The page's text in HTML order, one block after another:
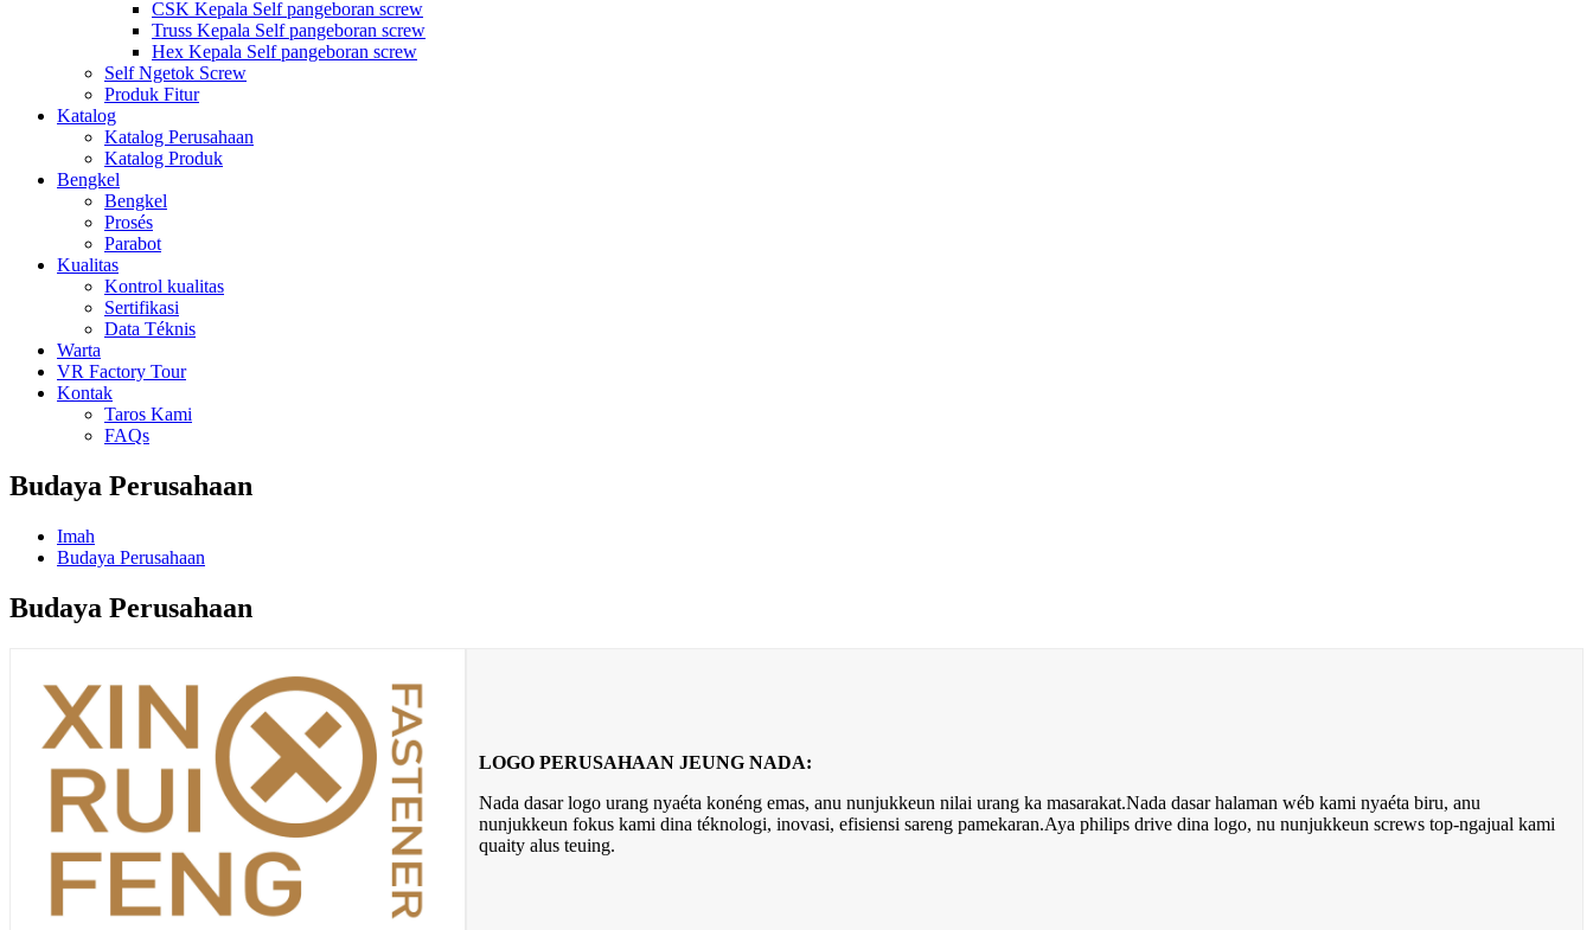
CSK Kepala Self pangeboran screw
Truss Kepala Self pangeboran screw
Hex Kepala Self pangeboran screw
Self Ngetok Screw
Produk Fitur
Katalog
Katalog Perusahaan
Katalog Produk
Bengkel
Bengkel
Prosés
Parabot
Kualitas
Kontrol kualitas
Sertifikasi
Data Téknis
Warta
VR Factory Tour
Kontak
Taros Kami
FAQs
Budaya Perusahaan
Imah
Budaya Perusahaan
Budaya Perusahaan
LOGO PERUSAHAAN JEUNG NADA:
Nada dasar logo urang nyaéta konéng emas, anu nunjukkeun nilai urang ka masarakat.Nada dasar halaman wéb kami nyaéta biru, anu
nunjukkeun fokus kami dina téknologi, inovasi, efisiensi sareng pamekaran.Aya philips drive dina logo, nu nunjukkeun screws top-ngajual kami
quaity alus teuing.